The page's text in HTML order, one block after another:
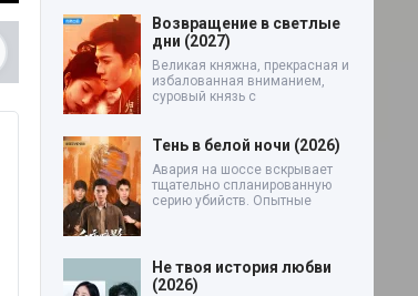
+1684
Возвращение в светлые
дни (2027)
Великая княжна, прекрасная и
избалованная вниманием,
суровый князь с
Тень в белой ночи (2026)
Авария на шоссе вскрывает
тщательно спланированную
серию убийств. Опытные
Не твоя история любви
(2026)